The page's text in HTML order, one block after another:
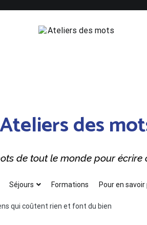
Ateliers des
de tout le monde pour écrire
Séjours Formations Pour en savoir
qui coûtent rien et font du bien